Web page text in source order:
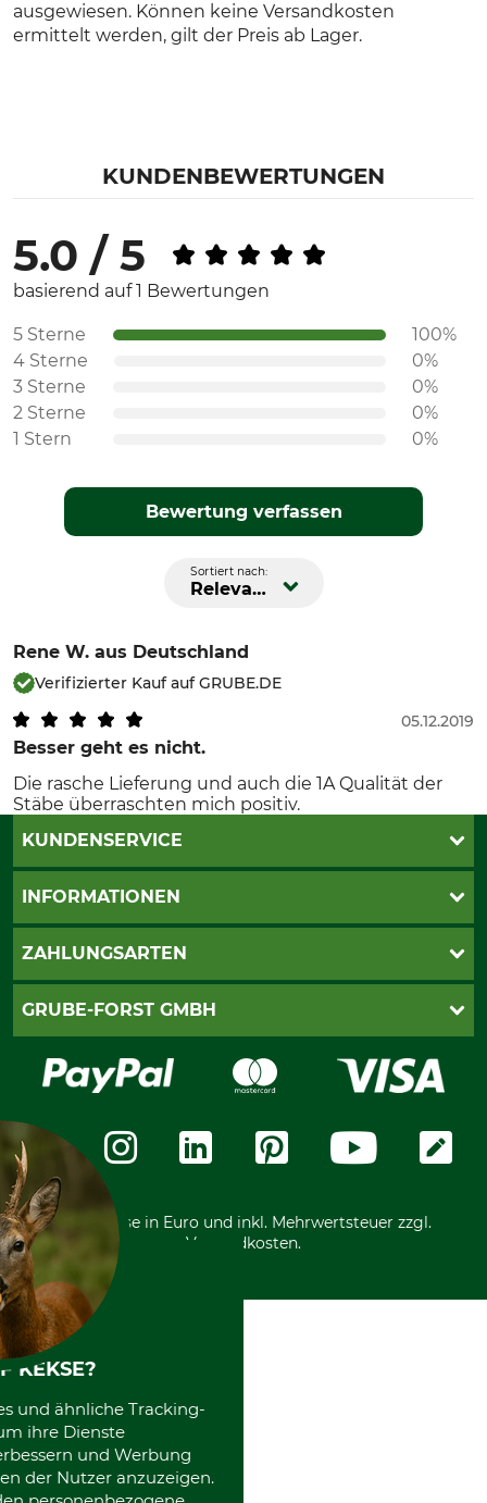
ausgewiesen. Können keine Versandkosten
ermittelt werden, gilt der Preis ab Lager.
KUNDENBEWERTUNGEN
5.0 / 5
basierend auf 1 Bewertungen
5 Sterne
100%
4 Sterne
0%
3 Sterne
0%
2 Sterne
0%
1 Stern
0%
Bewertung verfassen
Sortiert nach:
Relevanz
Rene W. aus Deutschland
Verifizierter Kauf auf GRUBE.DE
Besser geht es nicht.
05.12.2019
Die rasche Lieferung und auch die 1A Qualität der
Stäbe überraschten mich positiv.
KUNDENSERVICE
Katalogbestellung
INFORMATIONEN
AGB
Widerrufsformular
Zahlungsarten
ZAHLUNGSARTEN
PayPal
Rechnung
Vorkasse
GRUBE-FORST GMBH
Karriere
Über uns
Community
International
*Alle Preise in Euro und inkl. Mehrwertsteuer zzgl.
Versandkosten.
KEKSE?
und ähnliche Tracking-
ihre Dienste
und Werbung
der Nutzer anzuzeigen.